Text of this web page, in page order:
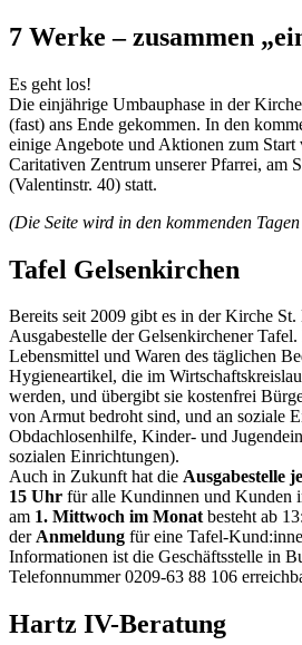
7 Werke – zusammen
Es geht los!
Die einjährige Umbauphase in der
(fast) ans Ende gekommen. In den
einige Angebote und Aktionen zum
Caritativen Zentrum unserer Pfarrei, am
(Valentinstr. 40) statt.
(Die Seite wird in den kommenden
Tafel Gelsenkirchen
Bereits seit 2009 gibt es in der Kirche
Ausgabestelle der Gelsenkirchener
Lebensmittel und Waren des täglichen
Hygieneartikel, die im
werden, und übergibt sie kostenfrei
von Armut bedroht sind, und an soziale
Obdachlosenhilfe, Kinder- und
sozialen Einrichtungen).
Auch in Zukunft hat die Ausgabestelle
15 Uhr für alle Kundinnen und Kunden
am 1. Mittwoch im Monatbesteht ab
derAnmeldung für eine Tafel-
Informationen ist die Geschäftsstelle in
Telefonnummer 0209-63 88 106
Hartz IV-Beratung